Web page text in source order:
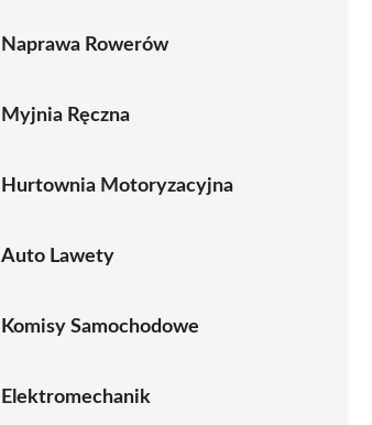
Naprawa Rowerów
Myjnia Ręczna
Hurtownia Motoryzacyjna
Auto Lawety
Komisy Samochodowe
Elektromechanik